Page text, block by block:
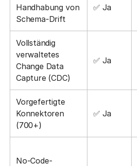
Handhabung von
Schema-Drift
✅ Ja
Vollständig
verwaltetes
Change Data
Capture (CDC)
✅ Ja
Vorgefertigte
Konnektoren
(700+)
✅ Ja
No-Code-